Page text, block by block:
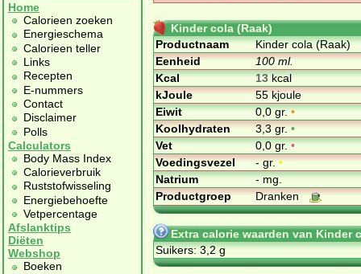
Home
Calorieen zoeken
Energieschema
Calorieen teller
Links
Recepten
E-nummers
Contact
Disclaimer
Polls
Calculators
Body Mass Index
Calorieverbruik
Ruststofwisseling
Energiebehoefte
Vetpercentage
Afslanktips
Diëten
Webshop
Boeken
Kinder cola (Raak)
Productnaam
Kinder cola (Raak)
Eenheid
100 ml.
Kcal
13kcal
kJoule
55 kjoule
Eiwit
0,0 gr.•
Koolhydraten
3,3 gr.•
Vet
0,0 gr.•
Voedingsvezel
- gr.•
Natrium
- mg.
Productgroep
Dranken
Extra calorie waarden van Kinder
Suikers: 3,2 g